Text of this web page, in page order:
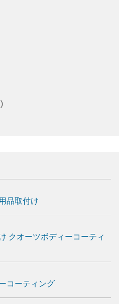
品取付け
クオーツボディーコーティ
コーティング